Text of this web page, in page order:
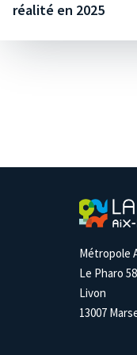
réalité en 2025
Métropole
Le Pharo
Livon
13007